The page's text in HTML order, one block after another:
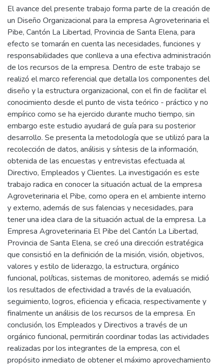
El avance del presente trabajo forma parte de la creación de
un Diseño Organizacional para la empresa Agroveterinaria el
Pibe, Cantón La Libertad, Provincia de Santa Elena, para
efecto se tomarán en cuenta las necesidades, funciones y
responsabilidades que conlleva a una efectiva administración
de los recursos de la empresa. Dentro de este trabajo se
realizó el marco referencial que detalla los componentes del
diseño y la estructura organizacional, con el fin de facilitar el
conocimiento desde el punto de vista teórico - práctico y no
empírico como se ha ejercido durante mucho tiempo, sin
embargo este estudio ayudará de guía para su posterior
desarrollo. Se presenta la metodología que se utilizó para la
recolección de datos, análisis y síntesis de la información,
obtenida de las encuestas y entrevistas efectuada al
Directivo, Empleados y Clientes. La investigación es este
trabajo radica en conocer la situación actual de la empresa
Agroveterinaria el Pibe, como opera en el ambiente interno
y externo, además de sus falencias y necesidades, para
tener una idea clara de la situación actual de la empresa. La
Empresa Agroveterinaria El Pibe del Cantón La Libertad,
Provincia de Santa Elena, se creó una dirección estratégica
que consistió en la definición de la misión, visión, objetivos,
valores y estilo de liderazgo, la estructura, orgánico
funcional, políticas, sistemas de monitoreo, además se midió
los resultados de efectividad a través de la evaluación,
seguimiento, logros, eficiencia y eficacia, respectivamente y
finalmente un análisis de los recursos de la empresa. En
conclusión, los Empleados y Directivos a través de un
orgánico funcional, permitirán coordinar todas las actividades
realizadas por los integrantes de la empresa, con el
propósito inmediato de obtener el máximo aprovechamiento